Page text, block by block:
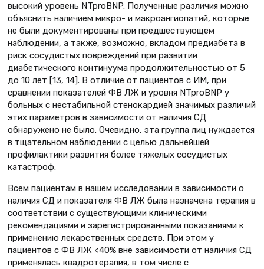
высокий уровень NTproBNP. Полученные различия можно
объяснить наличием микро- и макроангиопатий, которые
не были документированы при предшествующем
наблюдении, а также, возможно, вкладом предиабета в
риск сосудистых повреждений при развитии
диабетического континуума продолжительностью от 5
до 10 лет [13, 14]. В отличие от пациентов с ИМ, при
сравнении показателей ФВ ЛЖ и уровня NTproBNP у
больных с нестабильной стенокардией значимых различий
этих параметров в зависимости от наличия СД
обнаружено не было. Очевидно, эта группа лиц нуждается
в тщательном наблюдении с целью дальнейшей
профилактики развития более тяжелых сосудистых
катастроф.
Всем пациентам в нашем исследовании в зависимости о
наличия СД и показателя ФВ ЛЖ была назначена терапия в
соответствии с существующими клиническими
рекомендациями и зарегистрированными показаниями к
применению лекарственных средств. При этом у
пациентов с ФВ ЛЖ <40% вне зависимости от наличия СД
применялась квадротерапия, в том числе с